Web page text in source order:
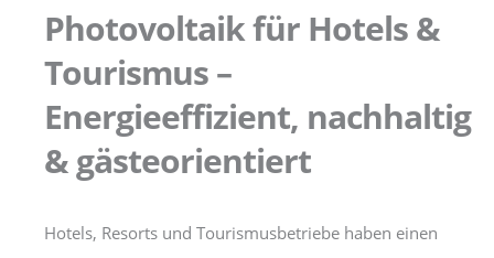
Photovoltaik für Hotels &
Tourismus –
Energieeffizient, nachhaltig
& gästeorientiert
Hotels, Resorts und Tourismusbetriebe haben einen